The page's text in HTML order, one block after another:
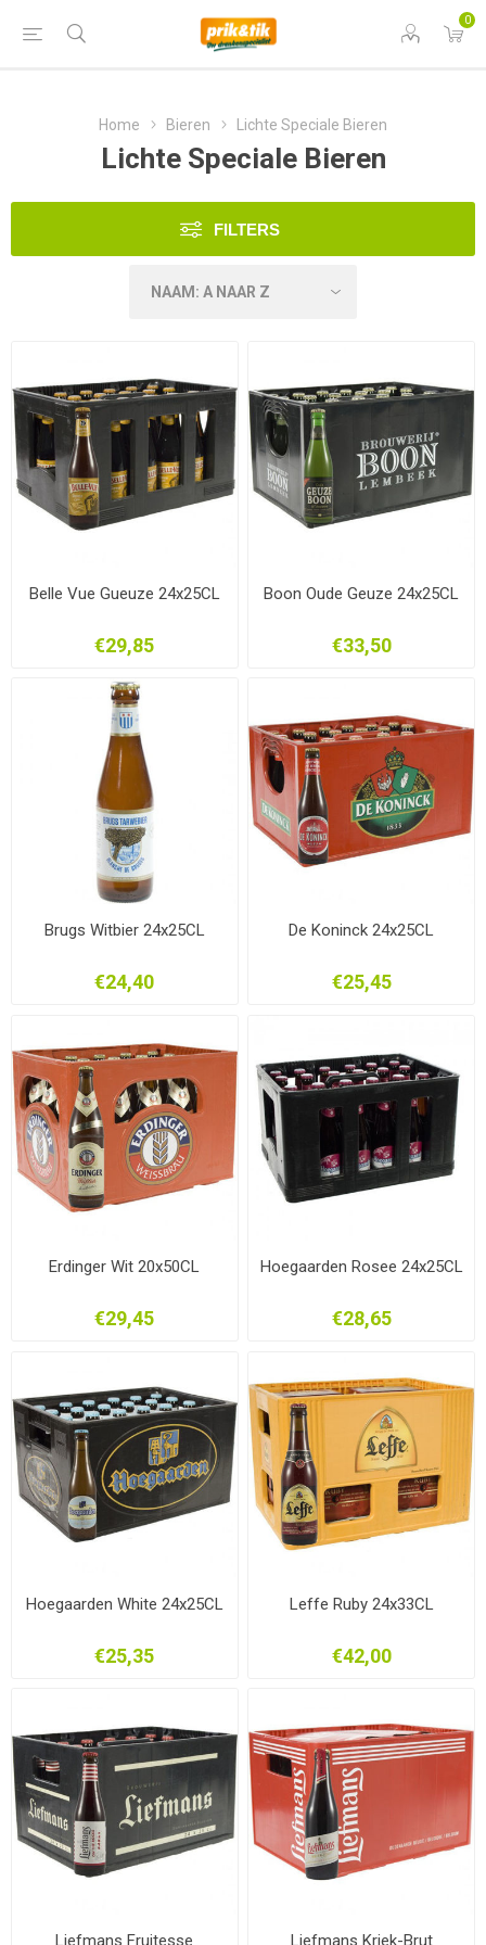
0
Home Bieren Lichte Speciale Bieren
Lichte Speciale Bieren
FILTERS
Belle Vue Gueuze 24x25CL
€29,85
Boon Oude Geuze 24x25CL
€33,50
Brugs Witbier 24x25CL
€24,40
De Koninck 24x25CL
€25,45
Erdinger Wit 20x50CL
€29,45
Hoegaarden Rosee 24x25CL
€28,65
Hoegaarden White 24x25CL
€25,35
Leffe Ruby 24x33CL
€42,00
Liefmans Fruitesse Liefmans Kriek-Brut